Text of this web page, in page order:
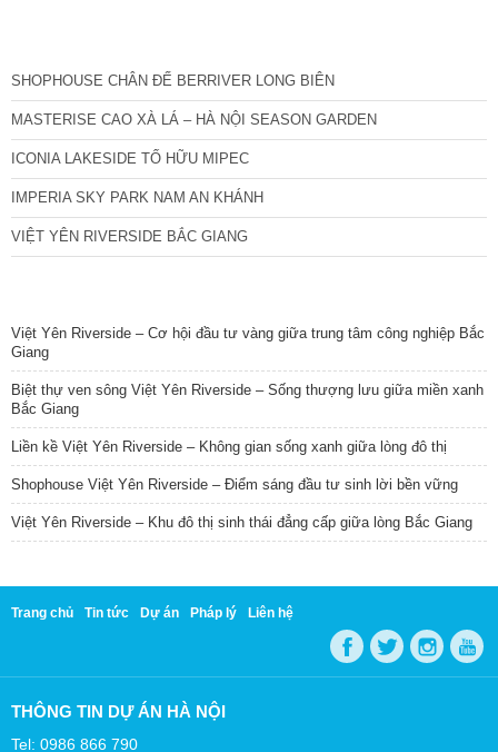
SHOPHOUSE CHÂN ĐẾ BERRIVER LONG BIÊN
MASTERISE CAO XÀ LÁ – HÀ NỘI SEASON GARDEN
ICONIA LAKESIDE TỐ HỮU MIPEC
IMPERIA SKY PARK NAM AN KHÁNH
VIỆT YÊN RIVERSIDE BẮC GIANG
Việt Yên Riverside – Cơ hội đầu tư vàng giữa trung tâm công nghiệp Bắc
Giang
Biệt thự ven sông Việt Yên Riverside – Sống thượng lưu giữa miền xanh
Bắc Giang
Liền kề Việt Yên Riverside – Không gian sống xanh giữa lòng đô thị
Shophouse Việt Yên Riverside – Điểm sáng đầu tư sinh lời bền vững
Việt Yên Riverside – Khu đô thị sinh thái đẳng cấp giữa lòng Bắc Giang
Trang chủ Tin tức Dự án Pháp lý Liên hệ
THÔNG TIN DỰ ÁN HÀ NỘI
Tel: 0986 866 790